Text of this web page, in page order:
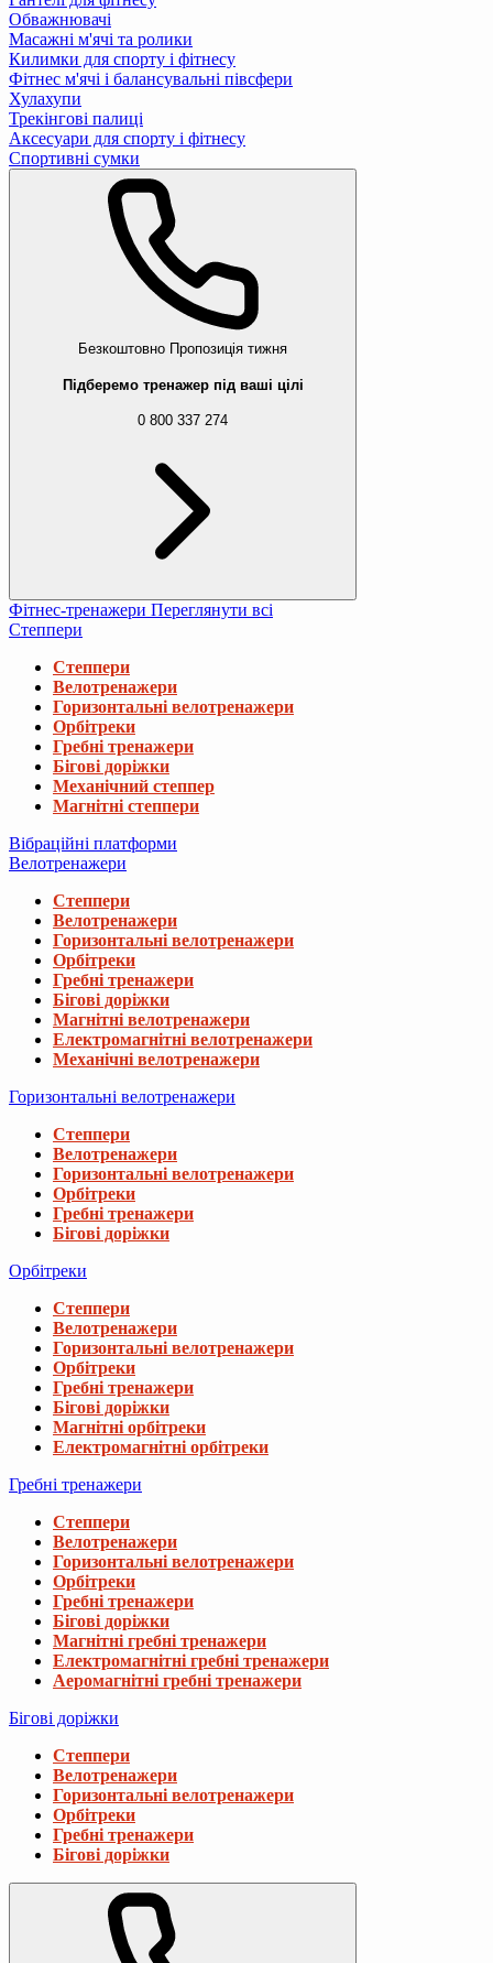
Обважнювачі
Масажні м'ячі та ролики
Килимки для спорту і фітнесу
Фітнес м'ячі і балансувальні півсфери
Хулахупи
Трекінгові палиці
Аксесуари для спорту і фітнесу
Спортивні сумки
Безкоштовно Пропозиція тижня
Підберемо тренажер під ваші цілі
0 800 337 274
Фітнес-тренажери Переглянути всі
Степпери
Степпери
Велотренажери
Горизонтальні велотренажери
Орбітреки
Гребні тренажери
Бігові доріжки
Механічний степпер
Магнітні степпери
Вібраційні платформи
Велотренажери
Степпери
Велотренажери
Горизонтальні велотренажери
Орбітреки
Гребні тренажери
Бігові доріжки
Магнітні велотренажери
Електромагнітні велотренажери
Механічні велотренажери
Горизонтальні велотренажери
Степпери
Велотренажери
Горизонтальні велотренажери
Орбітреки
Гребні тренажери
Бігові доріжки
Орбітреки
Степпери
Велотренажери
Горизонтальні велотренажери
Орбітреки
Гребні тренажери
Бігові доріжки
Магнітні орбітреки
Електромагнітні орбітреки
Гребні тренажери
Степпери
Велотренажери
Горизонтальні велотренажери
Орбітреки
Гребні тренажери
Бігові доріжки
Магнітні гребні тренажери
Електромагнітні гребні тренажери
Аеромагнітні гребні тренажери
Бігові доріжки
Степпери
Велотренажери
Горизонтальні велотренажери
Орбітреки
Гребні тренажери
Бігові доріжки